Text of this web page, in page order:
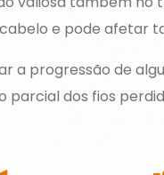
e pode afetar
a progressão de
dos fios